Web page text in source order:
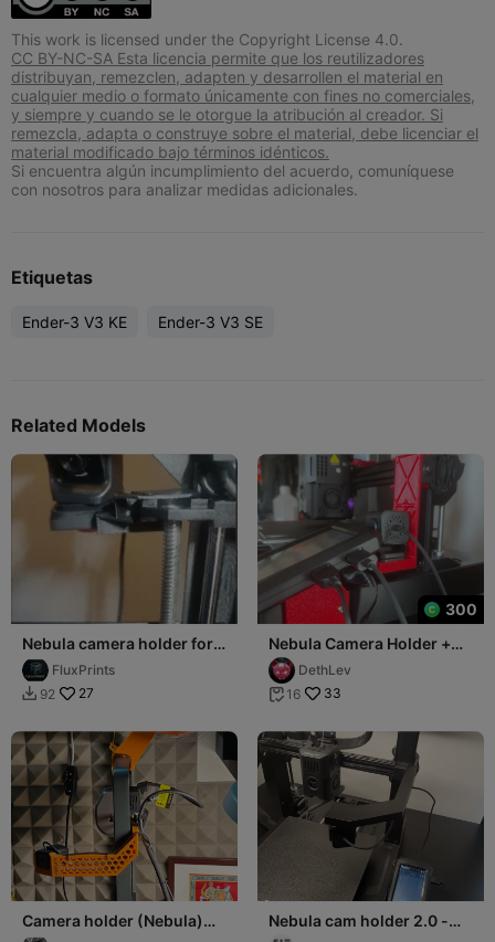
This work is licensed under the Copyright License 4.0.
CC BY-NC-SA Esta licencia permite que los reutilizadores
distribuyan, remezclen, adapten y desarrollen el material en
cualquier medio o formato únicamente con fines no comerciales,
y siempre y cuando se le otorgue la atribución al creador. Si
remezcla, adapta o construye sobre el material, debe licenciar el
material modificado bajo términos idénticos.
Si encuentra algún incumplimiento del acuerdo, comuníquese
con nosotros para analizar medidas adicionales.
Etiquetas
Ender-3 V3 KE Ender-3 V3 SE
Related Models
Nebula camera holder for
K1SEFluxPrints
 92 27
300
Nebula Camera Holder +
Screen Relocation Bracket
DethLev
 16 33
Camera holder (Nebula)
for Ender 3v3
Nebula cam holder 2.0 -
25% LESS FILAMENT +